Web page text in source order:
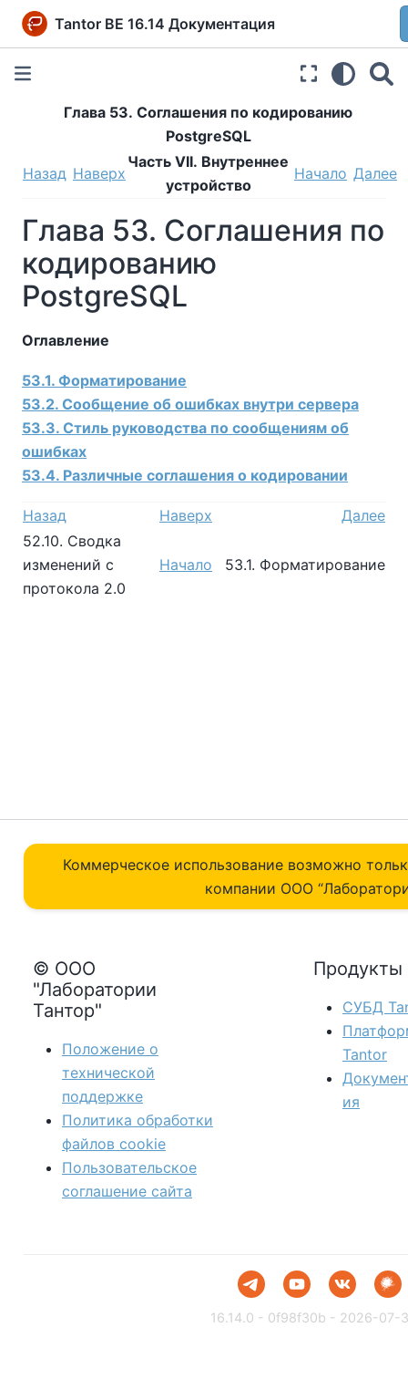
Tantor BE 16.14 Документация
Глава 53. Соглашения по кодированию
PostgreSQL
Назад Наверх
Часть VII. Внутреннее
устройство
Начало Далее
Глава 53. Соглашения по
кодированию
PostgreSQL
Оглавление
53.1. Форматирование
53.2. Сообщение об ошибках внутри сервера
53.3. Стиль руководства по сообщениям об
ошибках
53.4. Различные соглашения о кодировании
Назад Наверх
Далее
52.10. Сводка
изменений с
протокола 2.0
Начало 53.1. Форматирование
Коммерческое использование возможно
компании ОOO
© ООО
"Лаборатории
Тантор"
Положение о
технической
поддержке
Политика обработки
файлов сookie
Пользовательское
соглашение сайта
Продукты
СУБД
Tantor
ия
16.14.0 - 0f98f30b - 2026-07-